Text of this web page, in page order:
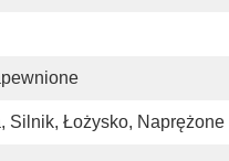
Silnik, Łożysko, Naprężone